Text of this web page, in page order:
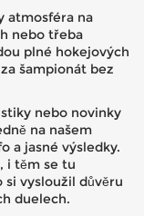
atmosféra na
nebo třeba
plné hokejových
šampionát bez
nebo novinky
na našem
a jasné výsledky.
i těm se tu
si vysloužil důvěru
duelech.